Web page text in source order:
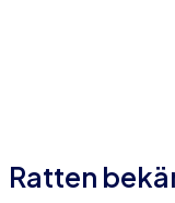
Ratten